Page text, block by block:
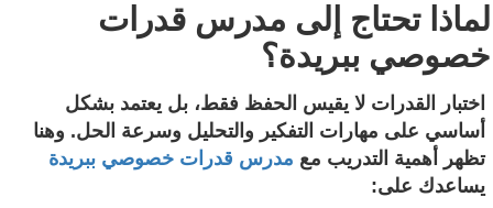
لماذا تحتاج إلى مدرس قدرات
خصوصي ببريدة؟
اختبار القدرات لا يقيس الحفظ فقط، بل يعتمد بشكل
أساسي على مهارات التفكير والتحليل وسرعة الحل. وهنا
تظهر أهمية التدريب مع مدرس قدرات خصوصي ببريدة
يساعدك على: